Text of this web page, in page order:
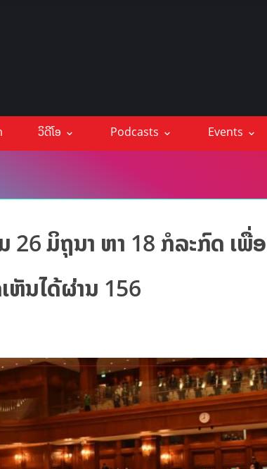
ວິດີໂອ Podcasts Events
26 ມິຖຸນາ ຫາ 18 ກໍລະກົດ ເພື່
ຫັນໄດ້ຜ່ານ 156